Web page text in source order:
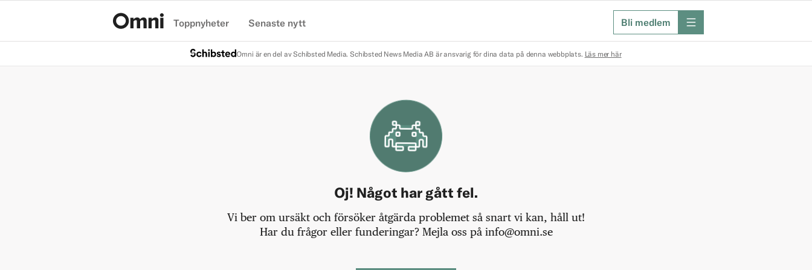
Toppnyheter Senaste nytt Bli medlem meny
Omni är en del av Schibsted Media. Schibsted News Media AB är ansvarig för dina data på denna webbplats. Läs mer här
Oj! Något har gått fel.
Vi ber om ursäkt och försöker åtgärda problemet så snart vi kan, håll ut!
Har du frågor eller funderingar? Mejla oss på info@omni.se